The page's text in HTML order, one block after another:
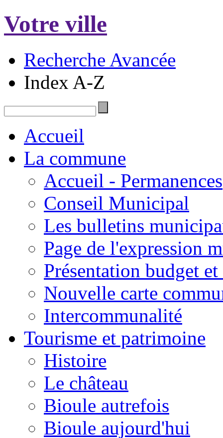
Votre ville
Recherche Avancée
Index A-Z
Accueil
La commune
Accueil - Permanences
Conseil Municipal
Les bulletins
Page de l'expression
Présentation budget
Nouvelle carte
Intercommunalité
Tourisme et patrimoine
Histoire
Le château
Bioule autrefois
Bioule aujourd'hui